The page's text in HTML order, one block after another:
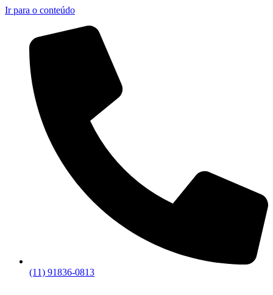
Ir para o conteúdo
(11) 91836-0813